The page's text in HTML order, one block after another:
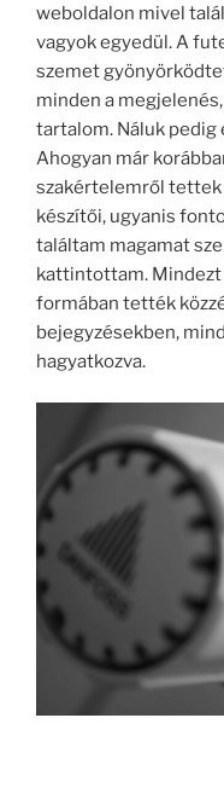
weboldalon mivel
vagyok egyedül. A
szemet
minden a
tartalom. Náluk pedig
Ahogyan már
szakértelemről tettek
készítői, ugyanis
találtam magamat
kattintottam.
formában tették
bejegyzésekben,
hagyatkozva.